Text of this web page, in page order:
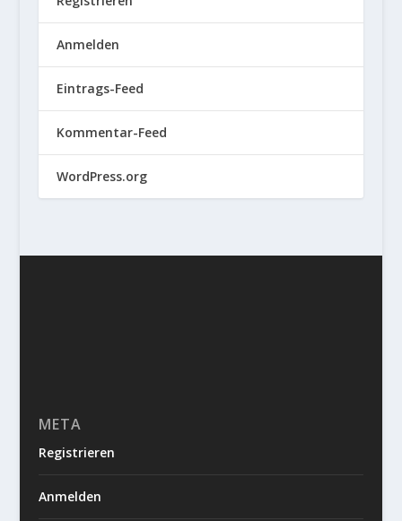
Anmelden
Eintrags-Feed
Kommentar-Feed
WordPress.org
META
Registrieren
Anmelden